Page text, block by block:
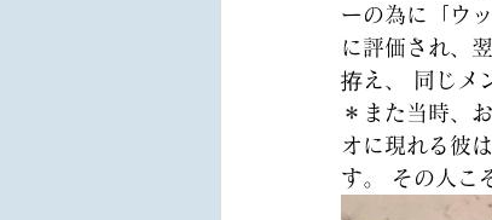
ーの為に「ウ
に評価され、
拵え、 同じメ
＊ また当時、
オに現れる彼
す。 その人こ